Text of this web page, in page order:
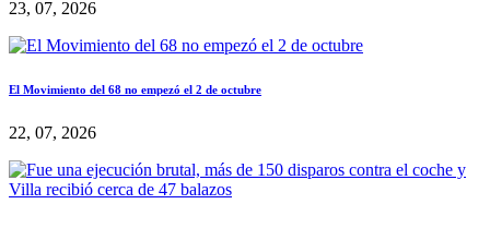
23, 07, 2026
El Movimiento del 68 no empezó el 2 de octubre
22, 07, 2026